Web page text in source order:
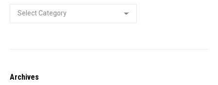
Categories
Archives